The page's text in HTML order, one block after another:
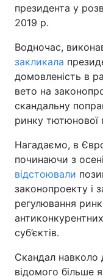
президента у
2019 р.
Водночас,
закликала
домовленість в
вето на
скандальну
ринку тютюнової
Нагадаємо, в
починаючи з
відстоювали
законопроекту і
регулювання
суб’єктів.
Скандал навколо
відомого більше